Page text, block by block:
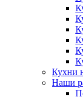
Кухни
Наши